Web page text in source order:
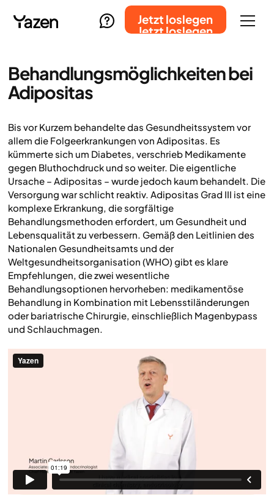
Jetzt loslegen
Jetzt loslegen
Behandlungsmöglichkeiten bei
Adipositas
Bis vor Kurzem behandelte das Gesundheitssystem vor
allem die Folgeerkrankungen von Adipositas. Es
kümmerte sich um Diabetes, verschrieb Medikamente
gegen Bluthochdruck und so weiter. Die eigentliche
Ursache – Adipositas – wurde jedoch kaum behandelt. Die
Versorgung war schlicht reaktiv. Adipositas Grad III ist eine
komplexe Erkrankung, die sorgfältige
Behandlungsmethoden erfordert, um Gesundheit und
Lebensqualität zu verbessern. Gemäß den Leitlinien des
Nationalen Gesundheitsamts und der
Weltgesundheitsorganisation (WHO) gibt es klare
Empfehlungen, die zwei wesentliche
Behandlungsoptionen hervorheben: medikamentöse
Behandlung in Kombination mit Lebensstiländerungen
oder bariatrische Chirurgie, einschließlich Magenbypass
und Schlauchmagen.